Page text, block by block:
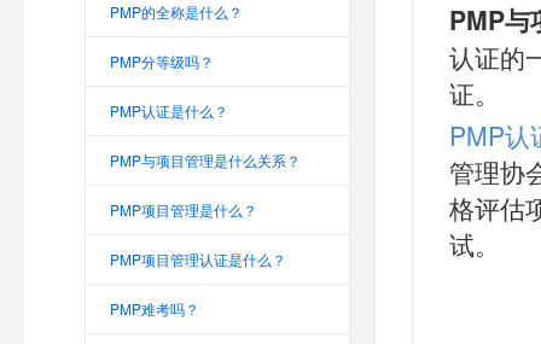
PMP与
认证的
证。
PMP认
管理协
格评估
试。
PMP的全称是什么？
PMP分等级吗？
PMP认证是什么？
PMP与项目管理是什么关系？
PMP项目管理是什么？
PMP项目管理认证是什么？
PMP难考吗？